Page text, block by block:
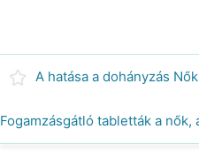
A hatása a dohányzás Nők